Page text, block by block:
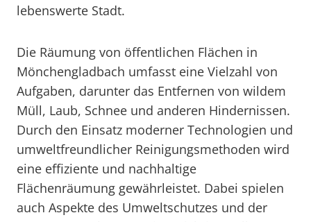
lebenswerte Stadt.
Die Räumung von öffentlichen Flächen in
Mönchengladbach umfasst eine Vielzahl von
Aufgaben, darunter das Entfernen von wildem
Müll, Laub, Schnee und anderen Hindernissen.
Durch den Einsatz moderner Technologien und
umweltfreundlicher Reinigungsmethoden wird
eine effiziente und nachhaltige
Flächenräumung gewährleistet. Dabei spielen
auch Aspekte des Umweltschutzes und der